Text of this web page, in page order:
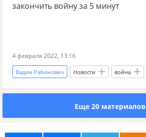
закончить войну за 5 минут
4 февраля 2022, 13:16
Вадим Рабинович Новости война
Еще 20 материалов